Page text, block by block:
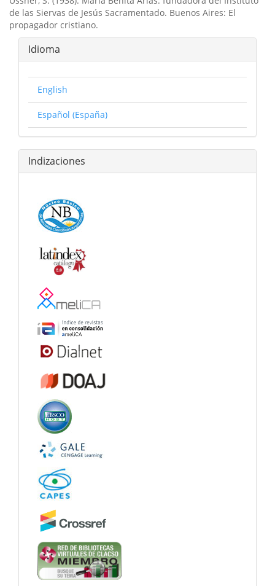
de las Siervas de Jesús Sacramentado. Buenos Aires: El
propagador cristiano.
Idioma
English
Español (España)
Indizaciones